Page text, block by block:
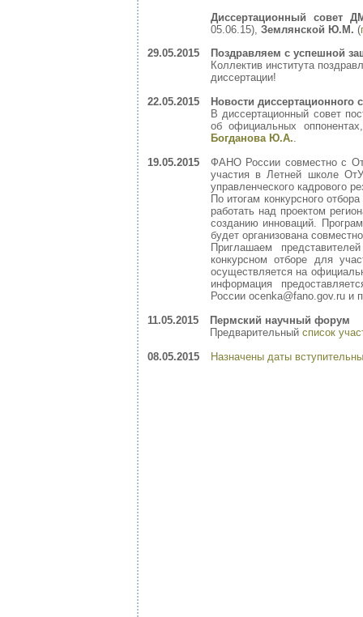
Диссертационный совет
05.06.15), Землянской Ю.М. (
29.05.2015
Поздравляем с успешной
Коллектив института
диссертации!
22.05.2015
Новости диссертационного
В диссертационный совет
об официальных
Богданова Ю.А..
19.05.2015
ФАНО России совместно с
участия в Летней школе
управленческого кадрового
По итогам конкурсного
работать над проектом
созданию инноваций.
будет организована
Приглашаем
конкурсном отборе для
осуществляется на
информация
России ocenka@fano.gov.ru и
11.05.2015
Пермский научный форум
Предварительный список
08.05.2015
Назначены даты